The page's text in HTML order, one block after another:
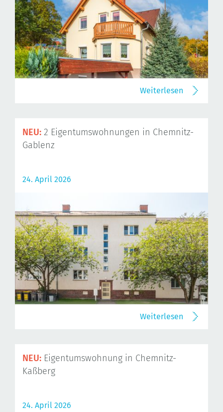
Weiterlesen
NEU: 2 Eigentumswohnungen in Chemnitz-
Gablenz
24. April 2026
Weiterlesen
NEU: Eigentumswohnung in Chemnitz-
Kaßberg
24. April 2026